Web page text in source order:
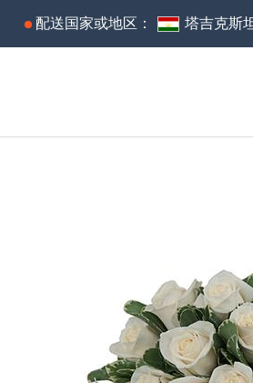
配送国家或地区： 塔吉克斯